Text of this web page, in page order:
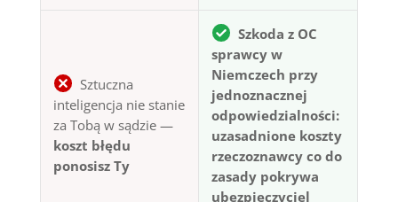
Sztuczna
inteligencja nie stanie
za Tobą w sądzie —
koszt błędu
ponosisz Ty
Szkoda z OC
sprawcy w
Niemczech przy
jednoznacznej
odpowiedzialności:
uzasadnione koszty
rzeczoznawcy co do
zasady pokrywa
ubezpieczyciel